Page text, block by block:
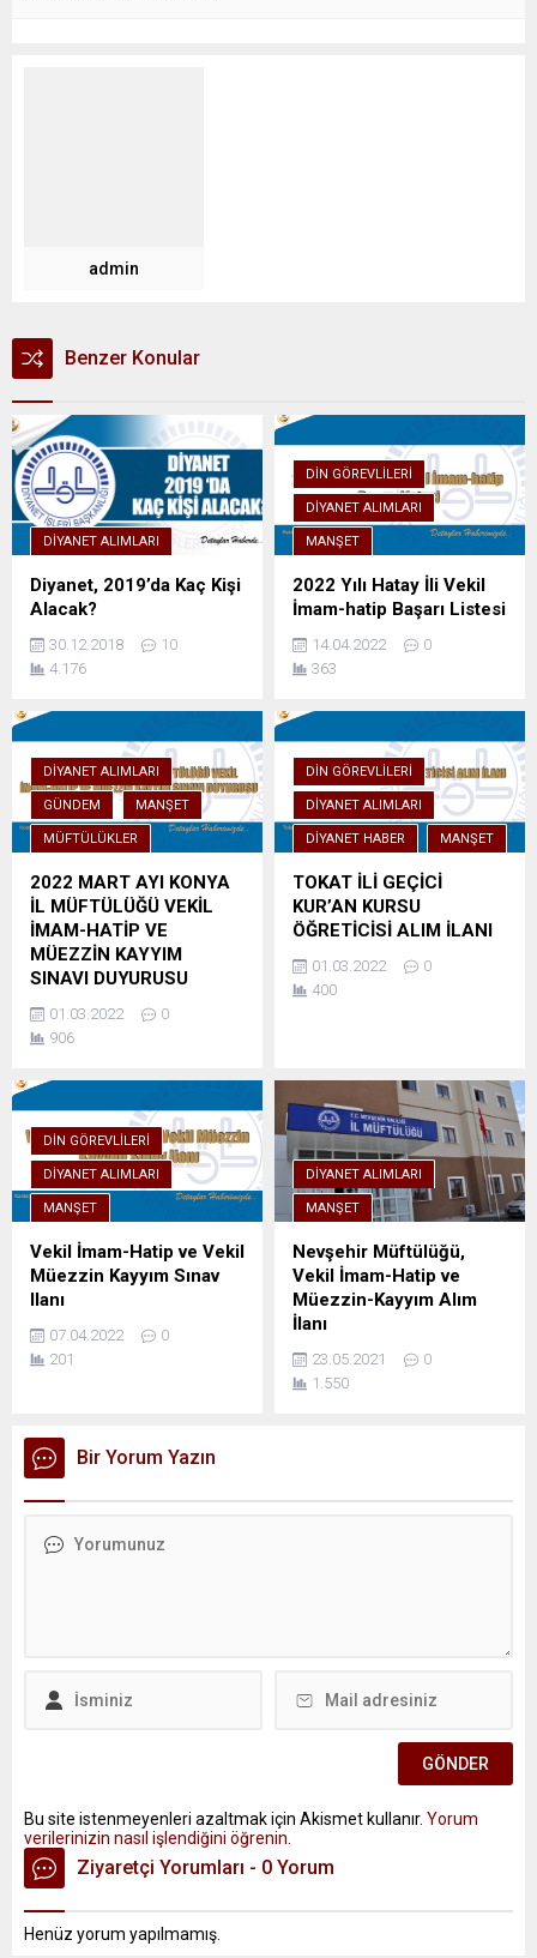
admin
Benzer Konular
DIYANET ALIMLARI
Diyanet, 2019’da Kaç Kişi
Alacak?
30.12.2018
10
4.176
DIN GÖREVLILERI
DIYANET ALIMLARI
MANŞET
2022 Yılı Hatay İli Vekil
İmam-hatip Başarı Listesi
14.04.2022
0
363
DIYANET ALIMLARI
GÜNDEM MANŞET
MÜFTÜLÜKLER
2022 MART AYI KONYA
İL MÜFTÜLÜĞÜ VEKİL
İMAM-HATİP VE
MÜEZZİN KAYYIM
SINAVI DUYURUSU
01.03.2022
0
906
DIN GÖREVLILERI
DIYANET ALIMLARI
DIYANET HABER MANŞET
TOKAT İLİ GEÇİCİ
KUR’AN KURSU
ÖĞRETİCİSİ ALIM İLANI
01.03.2022
0
400
DIN GÖREVLILERI
DIYANET ALIMLARI
MANŞET
Vekil İmam-Hatip ve Vekil
Müezzin Kayyım Sınav
Ilanı
07.04.2022
0
201
DIYANET ALIMLARI
MANŞET
Nevşehir Müftülüğü,
Vekil İmam-Hatip ve
Müezzin-Kayyım Alım
İlanı
23.05.2021
0
1.550
Bir Yorum Yazın
Bu site istenmeyenleri azaltmak için Akismet kullanır. Yorum
verilerinizin nasıl işlendiğini öğrenin.
Ziyaretçi Yorumları - 0 Yorum
Henüz yorum yapılmamış.